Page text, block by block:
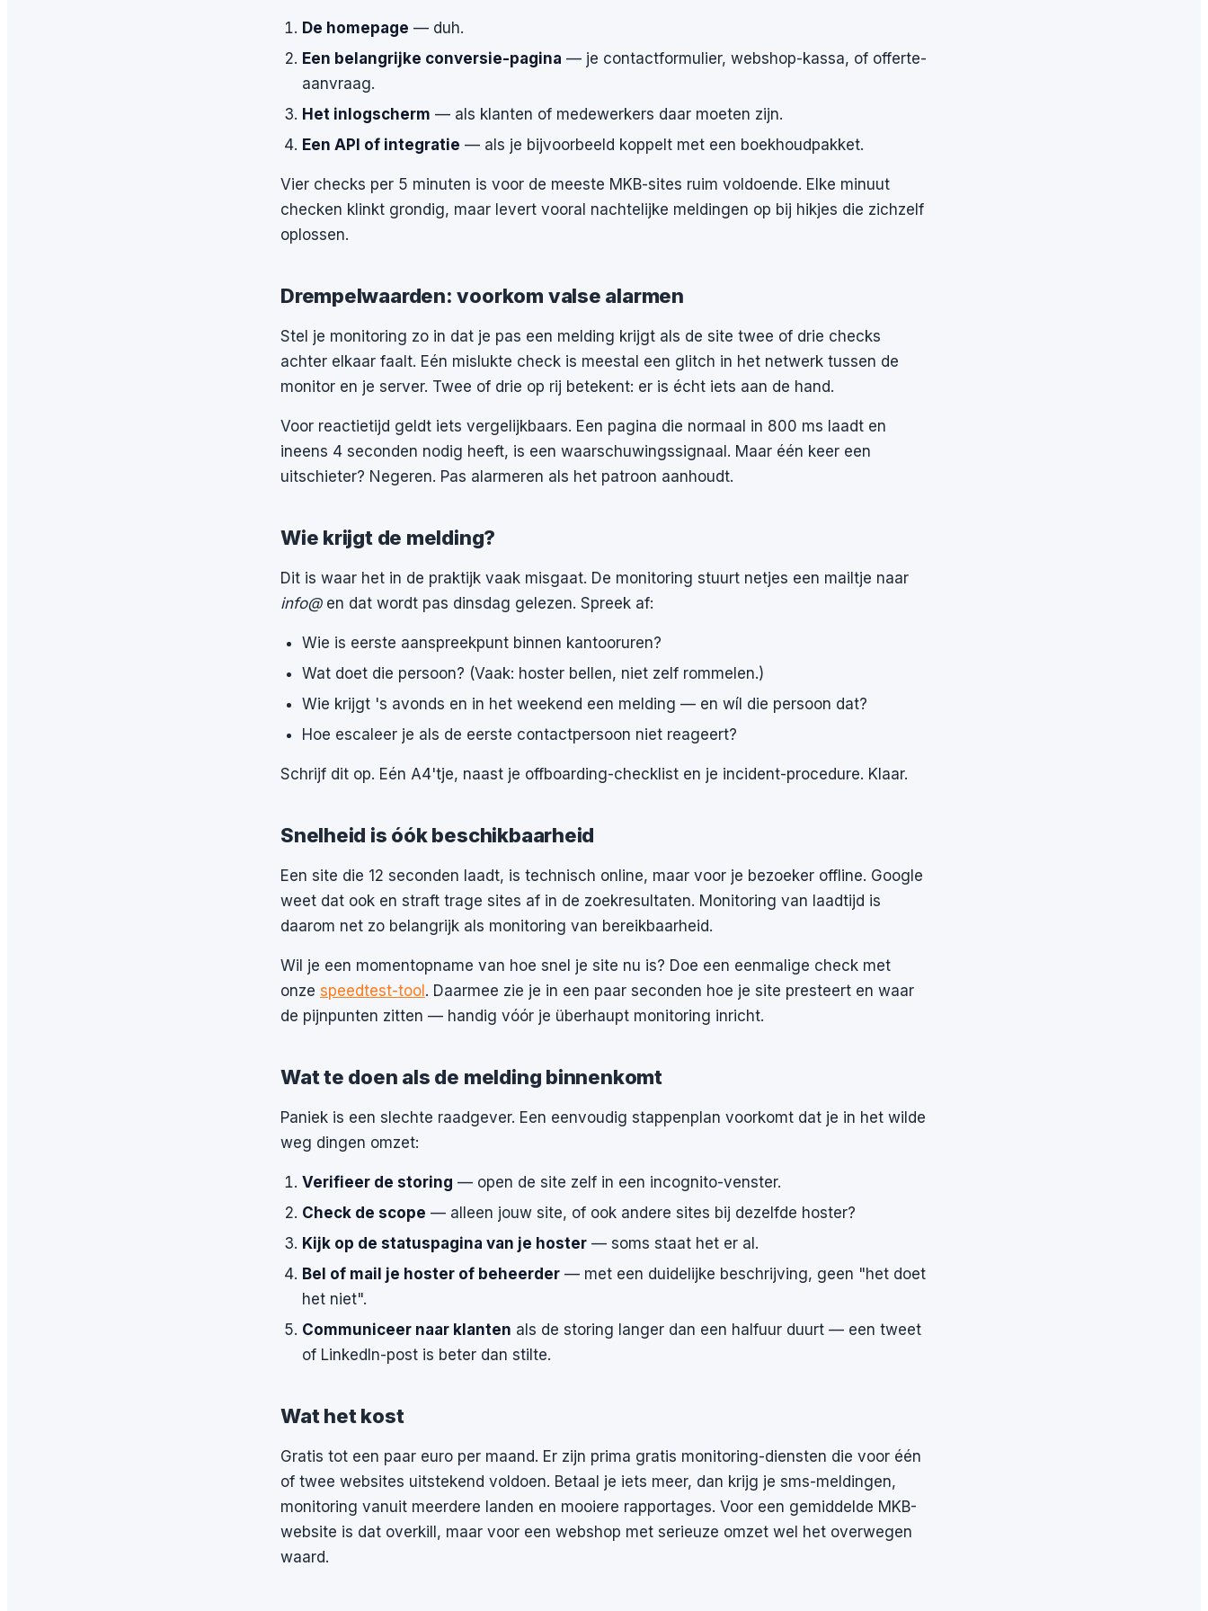
De homepage — duh.
Een belangrijke conversie-pagina — je contactformulier, webshop-kassa, of offerte-
aanvraag.
Het inlogscherm — als klanten of medewerkers daar moeten zijn.
Een API of integratie — als je bijvoorbeeld koppelt met een boekhoudpakket.
Vier checks per 5 minuten is voor de meeste MKB-sites ruim voldoende. Elke minuut
checken klinkt grondig, maar levert vooral nachtelijke meldingen op bij hikjes die zichzelf
oplossen.
Drempelwaarden: voorkom valse alarmen
Stel je monitoring zo in dat je pas een melding krijgt als de site twee of drie checks
achter elkaar faalt. Eén mislukte check is meestal een glitch in het netwerk tussen de
monitor en je server. Twee of drie op rij betekent: er is écht iets aan de hand.
Voor reactietijd geldt iets vergelijkbaars. Een pagina die normaal in 800 ms laadt en
ineens 4 seconden nodig heeft, is een waarschuwingssignaal. Maar één keer een
uitschieter? Negeren. Pas alarmeren als het patroon aanhoudt.
Wie krijgt de melding?
Dit is waar het in de praktijk vaak misgaat. De monitoring stuurt netjes een mailtje naar
info@en dat wordt pas dinsdag gelezen. Spreek af:
Wie is eerste aanspreekpunt binnen kantooruren?
Wat doet die persoon? (Vaak: hoster bellen, niet zelf rommelen.)
Wie krijgt 's avonds en in het weekend een melding — en wíl die persoon dat?
Hoe escaleer je als de eerste contactpersoon niet reageert?
Schrijf dit op. Eén A4'tje, naast je offboarding-checklist en je incident-procedure. Klaar.
Snelheid is óók beschikbaarheid
Een site die 12 seconden laadt, is technisch online, maar voor je bezoeker offline. Google
weet dat ook en straft trage sites af in de zoekresultaten. Monitoring van laadtijd is
daarom net zo belangrijk als monitoring van bereikbaarheid.
Wil je een momentopname van hoe snel je site nu is? Doe een eenmalige check met
onze speedtest-tool . Daarmee zie je in een paar seconden hoe je site presteert en waar
de pijnpunten zitten — handig vóór je überhaupt monitoring inricht.
Wat te doen als de melding binnenkomt
Paniek is een slechte raadgever. Een eenvoudig stappenplan voorkomt dat je in het wilde
weg dingen omzet:
Verifieer de storing — open de site zelf in een incognito-venster.
Check de scope — alleen jouw site, of ook andere sites bij dezelfde hoster?
Kijk op de statuspagina van je hoster — soms staat het er al.
Bel of mail je hoster of beheerder — met een duidelijke beschrijving, geen "het doet
het niet".
Communiceer naar klanten als de storing langer dan een halfuur duurt — een tweet
of LinkedIn-post is beter dan stilte.
Wat het kost
Gratis tot een paar euro per maand. Er zijn prima gratis monitoring-diensten die voor één
of twee websites uitstekend voldoen. Betaal je iets meer, dan krijg je sms-meldingen,
monitoring vanuit meerdere landen en mooiere rapportages. Voor een gemiddelde MKB-
website is dat overkill, maar voor een webshop met serieuze omzet wel het overwegen
waard.